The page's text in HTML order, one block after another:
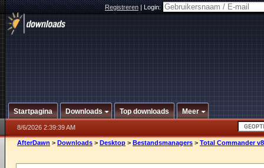
Registreren|Login:
Startpagina Downloads Top downloads Meer
8/6/2026 2:39:39 AM
AfterDawn > Downloads > Desktop > Bestandsmanagers > Total Commander